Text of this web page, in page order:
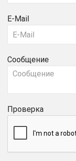
E-Mail
Сообщение
Проверка